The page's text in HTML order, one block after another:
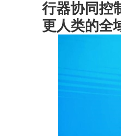
行器协同控
更人类的全